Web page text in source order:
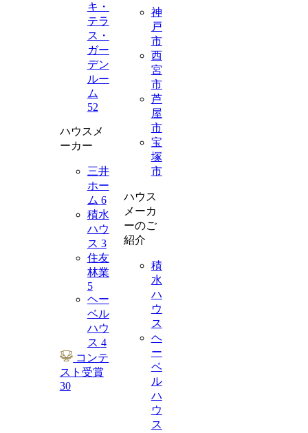
キ・
テラ
ス・
ガー
デン
ルー
ム
52
ハウスメ
ーカー
三井
ホー
ム 6
積水
ハウ
ス 3
住友
林業
5
ヘー
ベル
ハウ
ス 4
コンテ
スト受賞
30
神
戸
市
西
宮
市
芦
屋
市
宝
塚
市
ハウス
メーカ
ーのご
紹介
積
水
ハ
ウ
ス
ヘ
ー
ベ
ル
ハ
ウ
ス